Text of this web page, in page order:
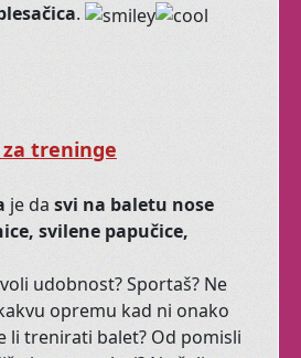
.
za treninge
je da svi na baletu nose
svilene papučice,
udobnost? Sportaš? Ne
opremu kad ni onako
li trenirati balet? Od pomisli